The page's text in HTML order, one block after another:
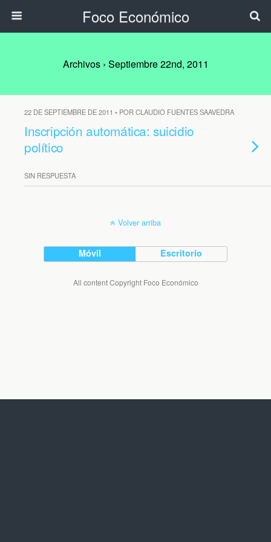
Foco Económico
Archivos › Septiembre 22nd, 2011
22 DE SEPTIEMBRE DE 2011 • POR CLAUDIO FUENTES SAAVEDRA
Inscripción automática: suicidio
político
SIN RESPUESTA
Volver arriba
Móvil Escritorio
All content Copyright Foco Económico